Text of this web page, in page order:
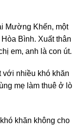
Mường Khến, một
Bình. Xuất thân
em, anh là con út.
với nhiều khó khăn
mẹ làm thuê ở lò
khăn không cho